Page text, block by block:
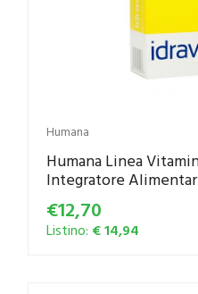
Humana
Humana Linea
Integratore
€12,70
Listino: € 14,94